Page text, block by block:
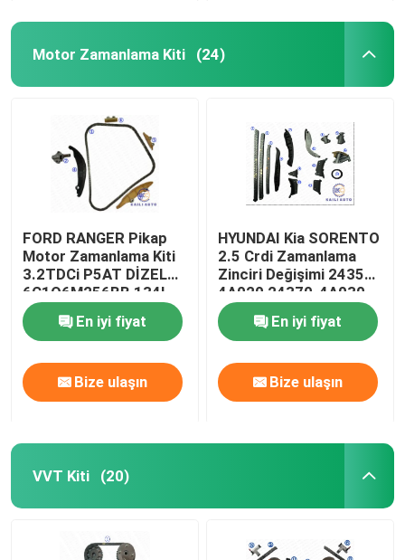
Motor Zamanlama Kiti (24)
FORD RANGER Pikap
Motor Zamanlama Kiti
3.2TDCi P5AT DİZEL
6C1Q6M256BB 134L
En iyi fiyat
Bize ulaşın
HYUNDAI Kia SORENTO
2.5 Crdi Zamanlama
Zinciri Değişimi 24351-
4A020 24370-4A030
En iyi fiyat
Bize ulaşın
VVT Kiti (20)